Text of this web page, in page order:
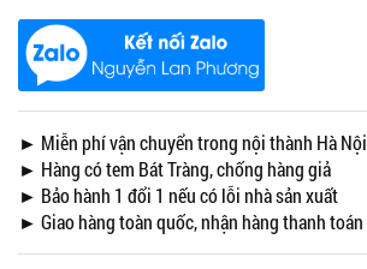
► Miễn phí vận chuyển trong nội thành Hà Nội
► Hàng có tem Bát Tràng, chống hàng giả
► Bảo hành 1 đổi 1 nếu có lỗi nhà sản xuất
► Giao hàng toàn quốc, nhận hàng thanh toán